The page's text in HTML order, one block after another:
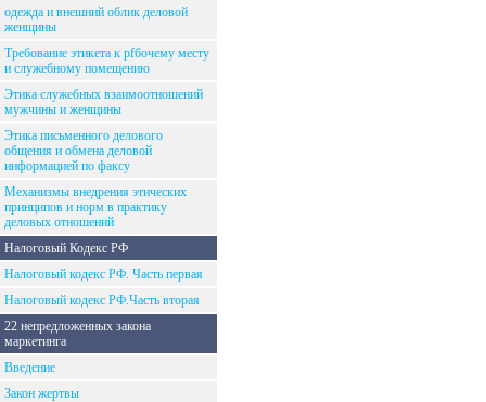
одежда и внешний облик деловой
женщины
Требование этикета к рfбочему месту
и служебному помещению
Этика служебных взаимоотношений
мужчины и женщины
Этика письменного делового
общения и обмена деловой
информацией по факсу
Механизмы внедрения этических
принципов и норм в практику
деловых отношений
Налоговый Кодекс РФ
Налоговый кодекс РФ. Часть первая
Налоговый кодекс РФ.Часть вторая
22 непредложенных закона
маркетинга
Введение
Закон жертвы